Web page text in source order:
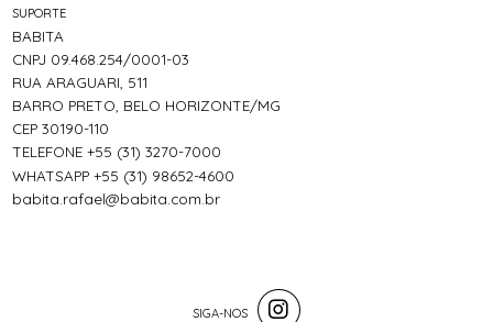
SUPORTE
BABITA
CNPJ 09.468.254/0001-03
RUA ARAGUARI, 511
BARRO PRETO, BELO HORIZONTE/MG
CEP 30190-110
TELEFONE +55 (31) 3270-7000
WHATSAPP +55 (31) 98652-4600
babita.rafael@babita.com.br